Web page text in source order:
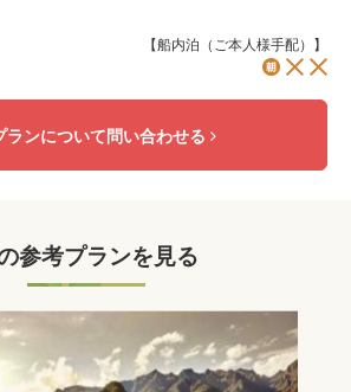
【船内泊（ご本人様手配）】
ランについて問い合わせる
参考プランを見る